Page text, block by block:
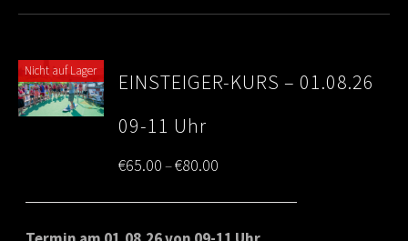
Nicht auf Lager
EINSTEIGER-KURS – 01.08.26
09-11 Uhr
€65.00–€80.00
range:
€65.00